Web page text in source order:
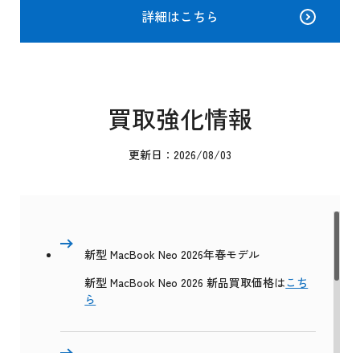
詳細はこちら
買取強化情報
更新日：2026/08/03
新型 MacBook Neo 2026年春モデル
新型 MacBook Neo 2026 新品買取価格はこち
ら